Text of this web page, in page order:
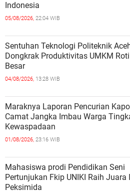
Indonesia
05/08/2026, 22:04 WIB
Sentuhan Teknologi Politeknik
Dongkrak Produktivitas UMKM
Besar
04/08/2026, 13:28 WIB
Maraknya Laporan Pencurian
Camat Jangka Imbau Warga
Kewaspadaan
01/08/2026, 23:16 WIB
Mahasiswa prodi Pendidikan Seni
Pertunjukan Fkip UNIKI Raih Juara
Peksimida